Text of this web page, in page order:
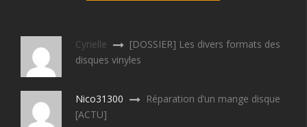
Cyrielle
[DOSSIER] Les divers formats des
disques vinyles
Nico31300
Réparation d’un mange disque
[ACTU]